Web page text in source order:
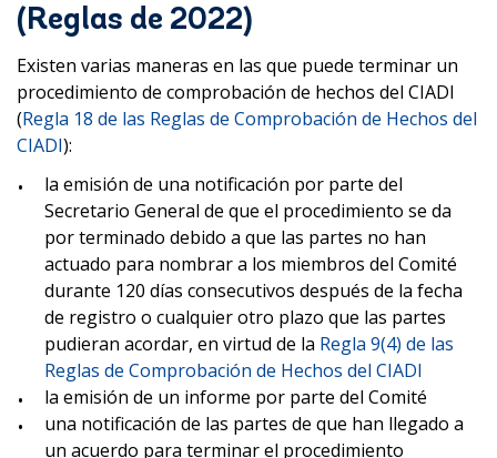
(Reglas de 2022)
Existen varias maneras en las que puede terminar un
procedimiento de comprobación de hechos del CIADI
(Regla 18 de las Reglas de Comprobación de Hechos del
CIADI):
la emisión de una notificación por parte del
Secretario General de que el procedimiento se da
por terminado debido a que las partes no han
actuado para nombrar a los miembros del Comité
durante 120 días consecutivos después de la fecha
de registro o cualquier otro plazo que las partes
pudieran acordar, en virtud de la Regla 9(4) de las
Reglas de Comprobación de Hechos del CIADI
la emisión de un informe por parte del Comité
una notificación de las partes de que han llegado a
un acuerdo para terminar el procedimiento